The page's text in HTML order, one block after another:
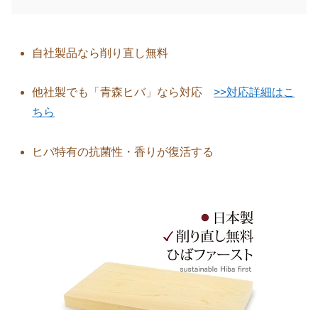
自社製品なら削り直し無料
他社製でも「青森ヒバ」なら対応>>対応詳細はこ
ちら
ヒバ特有の抗菌性・香りが復活する